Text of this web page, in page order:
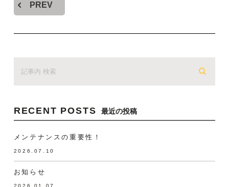
PREV
RECENT POSTS 最近の投稿
メンテナンスの重要性！
2026.07.10
お知らせ
2026.01.07